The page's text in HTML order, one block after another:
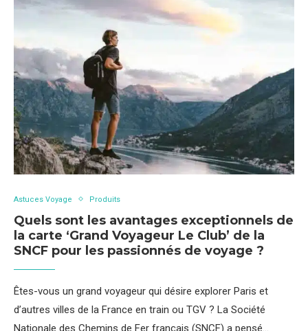
Astuces Voyage Produits
Quels sont les avantages exceptionnels de
la carte ‘Grand Voyageur Le Club’ de la
SNCF pour les passionnés de voyage ?
Êtes-vous un grand voyageur qui désire explorer Paris et
d’autres villes de la France en train ou TGV ? La Société
Nationale des Chemins de Fer français (SNCF) a pensé…